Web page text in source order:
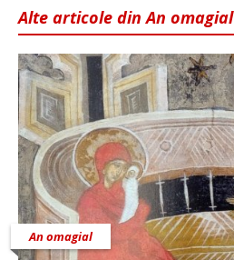
Alte articole din An omagial
An omagial